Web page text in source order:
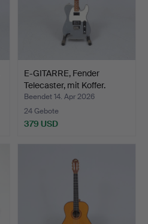
E-GITARRE, Fender
Telecaster, mit Koffer.
Beendet 14. Apr 2026
24 Gebote
379 USD